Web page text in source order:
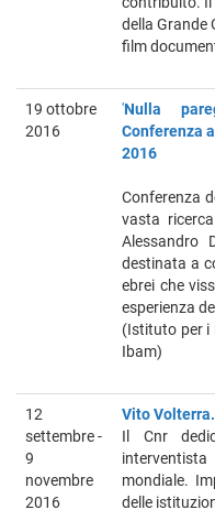
della Grande
film
19 ottobre
2016
'Nulla
Conferenza
2016
Conferenza
vasta
Alessandro
destinata a
ebrei che
esperienza
(Istituto per i
Ibam)
12
settembre -
9
novembre
2016
Vito
Il Cnr
mondiale.
delle